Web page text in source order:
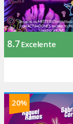
8.7Excelente
20%